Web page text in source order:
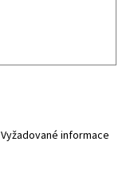
Vyžadované informace